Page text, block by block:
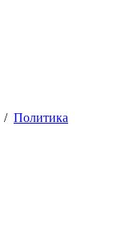
/ Политика